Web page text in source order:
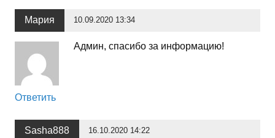
Мария 10.09.2020 13:34
Админ, спасибо за информацию!
Ответить
Sasha888 16.10.2020 14:22